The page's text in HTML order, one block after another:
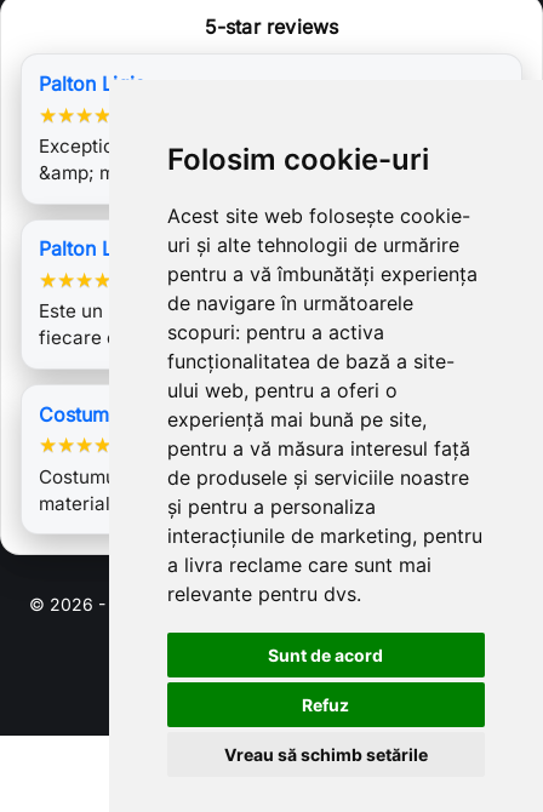
Folosim cookie-uri
Acest site web folosește cookie-
uri și alte tehnologii de urmărire
pentru a vă îmbunătăți experiența
de navigare în următoarele
scopuri: pentru a activa
funcționalitatea de bază a site-
ului web, pentru a oferi o
experiență mai bună pe site,
pentru a vă măsura interesul față
de produsele și serviciile noastre
și pentru a personaliza
interacțiunile de marketing, pentru
a livra reclame care sunt mai
relevante pentru dvs.
Sunt de acord
Refuz
Vreau să schimb setările
5-star reviews
Palton Ligia
★★★★
Exceptional costumul. A venit perfect pe marime
&amp; materialul este de calitate. Foarte…
Palton Ligia 3
★★★★
Este un palton superb Te simți ca și o prințesă de
fiecare dată. Calitate maximă.…
Costum Gilda
★★★★
Costumul Gilda (pe care l-am comandat alegand
materialul in carouri de la costumul…
© 2026 - Software pentru comert electronic de PrestaShop™